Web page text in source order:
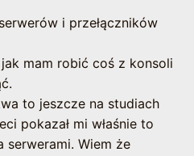
i przełączników
mam robić coś z konsoli
to jeszcze na studiach
pokazał mi właśnie to
serwerami. Wiem że